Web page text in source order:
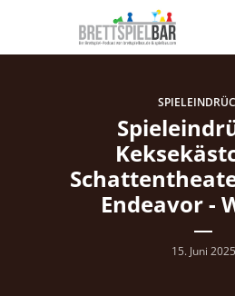
Endeavor -
15. Juni 2025